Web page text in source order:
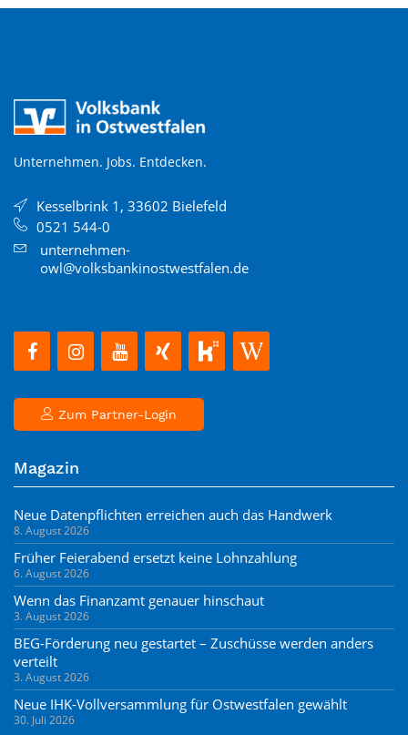
Unternehmen. Jobs. Entdecken.
Kesselbrink 1, 33602 Bielefeld
0521 544-0
unternehmen-
owl@volksbankinostwestfalen.de
Zum Partner-Login
Magazin
Neue Datenpflichten erreichen auch das Handwerk
8. August 2026
Früher Feierabend ersetzt keine Lohnzahlung
6. August 2026
Wenn das Finanzamt genauer hinschaut
3. August 2026
BEG-Förderung neu gestartet – Zuschüsse werden anders
verteilt
3. August 2026
Neue IHK-Vollversammlung für Ostwestfalen gewählt
30. Juli 2026